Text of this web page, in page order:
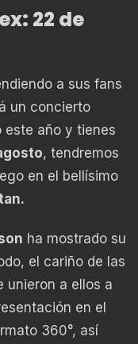
22 de
a sus fans
un concierto
este año y tienes
, tendremos
en el bellísimo
ha mostrado su
el cariño de las
unieron a ellos a
en el
360°, así